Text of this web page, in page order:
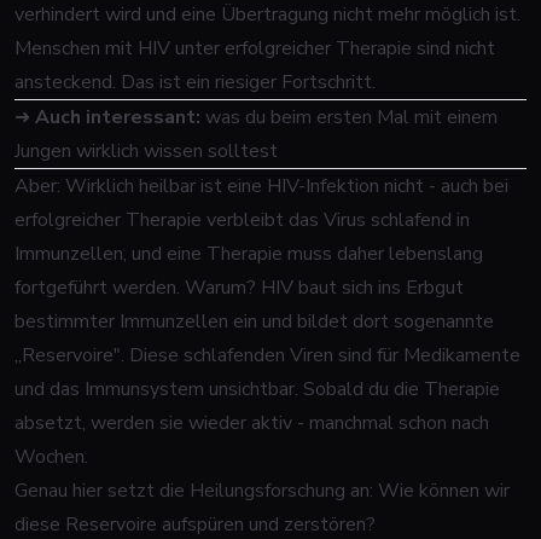
verhindert wird und eine Übertragung nicht mehr möglich ist.
Menschen mit HIV unter erfolgreicher Therapie sind nicht
ansteckend. Das ist ein riesiger Fortschritt.
➜ Auch interessant: was du beim ersten Mal mit einem
Jungen wirklich wissen solltest
Aber: Wirklich heilbar ist eine HIV-Infektion nicht - auch bei
erfolgreicher Therapie verbleibt das Virus schlafend in
Immunzellen, und eine Therapie muss daher lebenslang
fortgeführt werden. Warum? HIV baut sich ins Erbgut
bestimmter Immunzellen ein und bildet dort sogenannte
„Reservoire". Diese schlafenden Viren sind für Medikamente
und das Immunsystem unsichtbar. Sobald du die Therapie
absetzt, werden sie wieder aktiv - manchmal schon nach
Wochen.
Genau hier setzt die Heilungsforschung an: Wie können wir
diese Reservoire aufspüren und zerstören?